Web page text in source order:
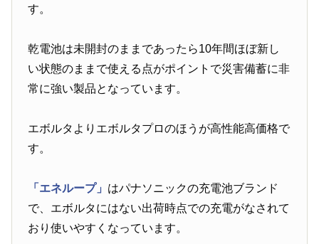
す。
乾電池は未開封のままであったら10年間ほぼ新し
い状態のままで使える点がポイントで災害備蓄に非
常に強い製品となっています。
エボルタよりエボルタプロのほうが高性能高価格で
す。
「エネループ」 はパナソニックの充電池ブランド
で、エボルタにはない出荷時点での充電がなされて
おり使いやすくなっています。